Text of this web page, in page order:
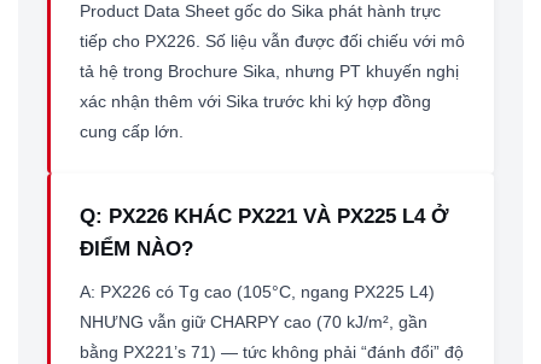
Product Data Sheet gốc do Sika phát hành trực
tiếp cho PX226. Số liệu vẫn được đối chiếu với mô
tả hệ trong Brochure Sika, nhưng PT khuyến nghị
xác nhận thêm với Sika trước khi ký hợp đồng
cung cấp lớn.
Q: PX226 KHÁC PX221 VÀ PX225 L4 Ở
ĐIỂM NÀO?
A: PX226 có Tg cao (105°C, ngang PX225 L4)
NHƯNG vẫn giữ CHARPY cao (70 kJ/m², gần
bằng PX221’s 71) — tức không phải “đánh đổi” độ